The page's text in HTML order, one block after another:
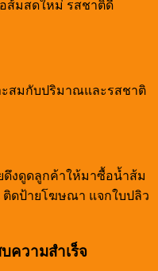
ส้มสดใหม่ รสชาติดี
สมกับปริมาณและรสชาติ
งดูดลูกค้าให้มาซื้อน้ำส้ม
ติดป้ายโฆษณา แจกใบปลิว
ความสำเร็จ